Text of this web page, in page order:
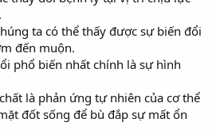
ta có thể thấy được sự biến đổi
đến muộn.
phổ biến nhất chính là sự hình
là phản ứng tự nhiên của cơ thể
đốt sống để bù đắp sự mất ổn